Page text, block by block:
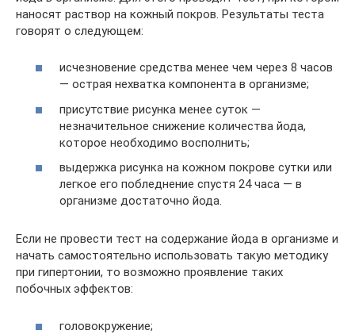
наносят раствор на кожный покров. Результаты теста
говорят о следующем:
исчезновение средства менее чем через 8 часов
— острая нехватка компонента в организме;
присутствие рисунка менее суток —
незначительное снижение количества йода,
которое необходимо восполнить;
выдержка рисунка на кожном покрове сутки или
легкое его побледнение спустя 24 часа — в
организме достаточно йода.
Если не провести тест на содержание йода в организме и
начать самостоятельно использовать такую методику
при гипертонии, то возможно проявление таких
побочных эффектов:
головокружение;